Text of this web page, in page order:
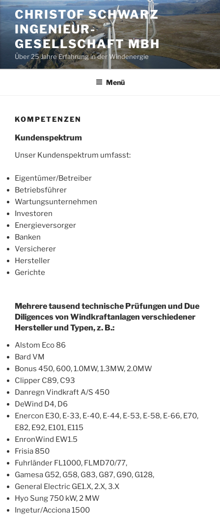
Zum
Inhalt
springen
CHRISTOF SCHWARZ
INGENIEUR-
GESELLSCHAFT MBH
Über 25 Jahre Erfahrung in der Windenergie
Menü
KOMPETENZEN
Kundenspektrum
Unser Kundenspektrum umfasst:
Eigentümer/Betreiber
Betriebsführer
Wartungsunternehmen
Investoren
Energieversorger
Banken
Versicherer
Hersteller
Gerichte
Mehrere tausend technische Prüfungen und Due
Diligences von Windkraftanlagen verschiedener
Hersteller und Typen, z. B.:
Alstom Eco 86
Bard VM
Bonus 450, 600, 1.0MW, 1.3MW, 2.0MW
Clipper C89, C93
Danregn Vindkraft A/S 450
DeWind D4, D6
Enercon E30, E-33, E-40, E-44, E-53, E-58, E-66, E70,
E82, E92, E101, E115
EnronWind EW1.5
Frisia 850
Fuhrländer FL1000, FLMD70/77,
Gamesa G52, G58, G83, G87, G90, G128,
General Electric GE1.X, 2.X, 3.X
Hyo Sung 750 kW, 2 MW
Ingetur/Acciona 1500